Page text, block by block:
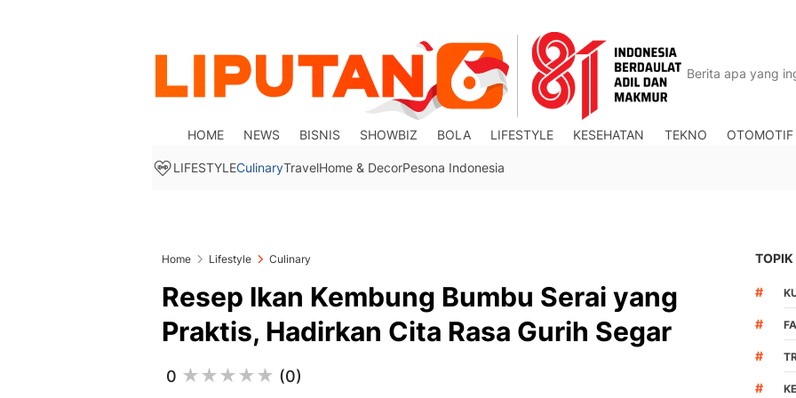
HOME NEWS BISNIS SHOWBIZ BOLA LIFESTYLE KESEHATAN TEKNO OTOMOTIF
LIFESTYLECulinaryTravelHome & DecorPesona Indonesia
Home Lifestyle Culinary
Resep Ikan Kembung Bumbu Serai yang
Praktis, Hadirkan Cita Rasa Gurih Segar
0 (0)
TOPIK
#
#
#
#